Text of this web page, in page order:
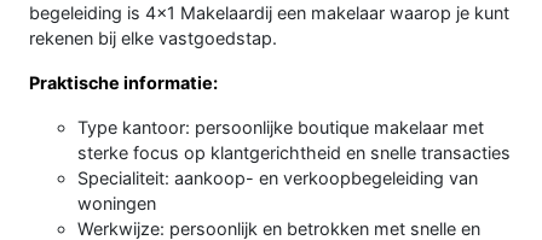
begeleiding is 4x1 Makelaardij een makelaar waarop je kunt
rekenen bij elke vastgoedstap.
Praktische informatie:
Type kantoor: persoonlijke boutique makelaar met
sterke focus op klantgerichtheid en snelle transacties
Specialiteit: aankoop- en verkoopbegeleiding van
woningen
Werkwijze: persoonlijk en betrokken met snelle en